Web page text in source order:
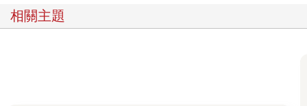
相關主題